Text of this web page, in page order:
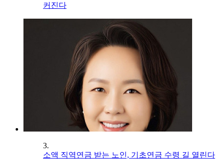
커진다
3.
소액 직역연금 받는 노인, 기초연금 수령 길 열린다